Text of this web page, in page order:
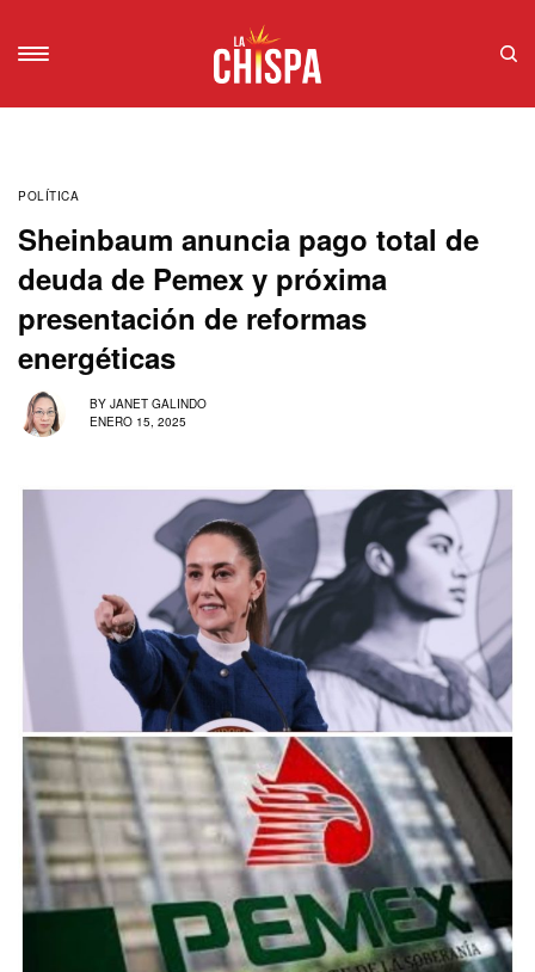
POLÍTICA
Sheinbaum anuncia pago total de
deuda de Pemex y próxima
presentación de reformas
energéticas
BY JANET GALINDO
ENERO 15, 2025